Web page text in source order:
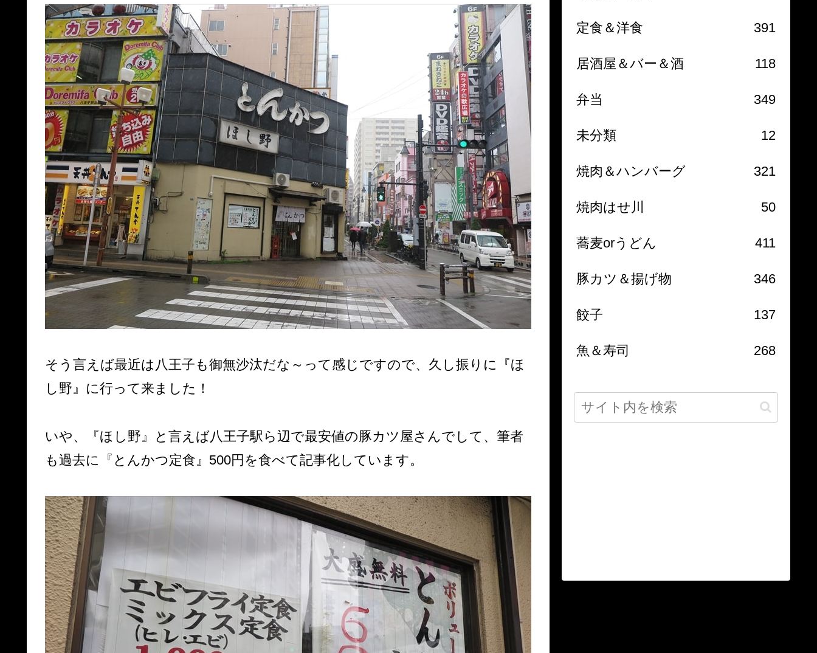
そう言えば最近は八王子も御無沙汰だな～って感じですので、久し振りに『ほ
し野』に行って来ました！
いや、『ほし野』と言えば八王子駅ら辺で最安値の豚カツ屋さんでして、筆者
も過去に『とんかつ定食』500円を食べて記事化しています。
定食＆洋食 391
居酒屋＆バー＆酒 118
弁当 349
未分類 12
焼肉＆ハンバーグ 321
焼肉はせ川 50
蕎麦orうどん 411
豚カツ＆揚げ物 346
餃子 137
魚＆寿司 268